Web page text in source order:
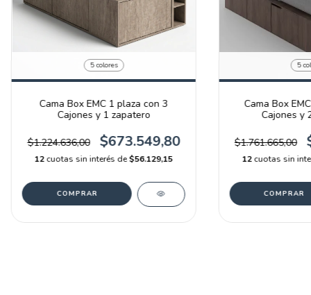
5 colores
Cama Box EMC 1 plaza con 3
Cajones y 1 zapatero
$1.224.636,00 $673.549,80
12cuotas sin interés de$56.129,15
COMPRAR
5
Cama Box
Cajones y
$1.761.665,00
12 cuotas sin
COMPRAR